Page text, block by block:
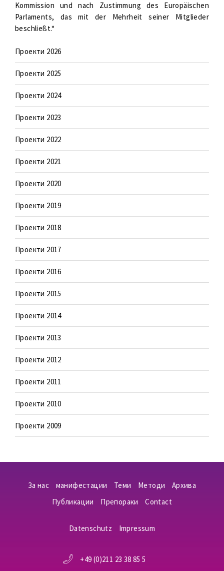
Kommission und nach Zustimmung des Europäischen
Parlaments, das mit der Mehrheit seiner Mitglieder
beschließt.“
Проекти 2026
Проекти 2025
Проекти 2024
Проекти 2023
Проекти 2022
Проекти 2021
Проекти 2020
Проекти 2019
Проекти 2018
Проекти 2017
Проекти 2016
Проекти 2015
Проекти 2014
Проекти 2013
Проекти 2012
Проекти 2011
Проекти 2010
Проекти 2009
За нас манифестации Теми Методи
Aрхива
Публикации
Препораки Contact
Datenschutz Impressum
+49 (0)211 23 38 85 5